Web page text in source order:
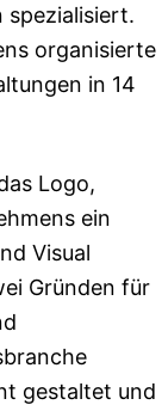
spezialisiert.
organisierte
in 14
Logo,
ein
Visual
Gründen für
gestaltet und